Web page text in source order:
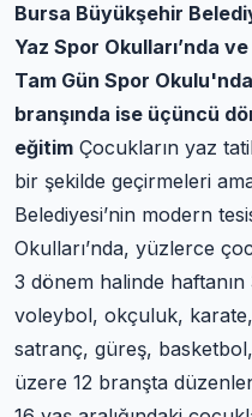
Bursa Büyükşehir
Yaz Spor Okulları’nda
Tam Gün Spor
branşında ise üçüncü
eğitim Çocukların yaz
bir şekilde geçirmeleri
Belediyesi’nin modern
Okulları’nda, yüzlerce
3 dönem halinde
voleybol, okçuluk,
satranç, güreş,
üzere 12 branşta